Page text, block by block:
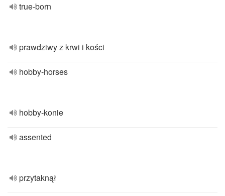
true-born
prawdziwy z krwi i kości
hobby-horses
hobby-konie
assented
przytaknął